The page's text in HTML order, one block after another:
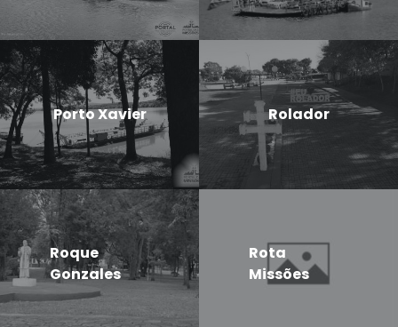
Porto Xavier Rolador
Roque
Gonzales
Rota
Missões